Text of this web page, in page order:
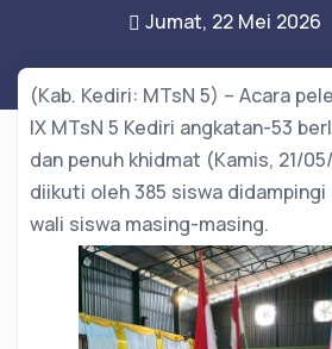
Jumat, 22 Mei 2026
(Kab. Kediri: MTsN 5) – Acara
IX MTsN 5 Kediri angkatan-53
dan penuh khidmat (Kamis, 21/
diikuti oleh 385 siswa
wali siswa masing-masing.